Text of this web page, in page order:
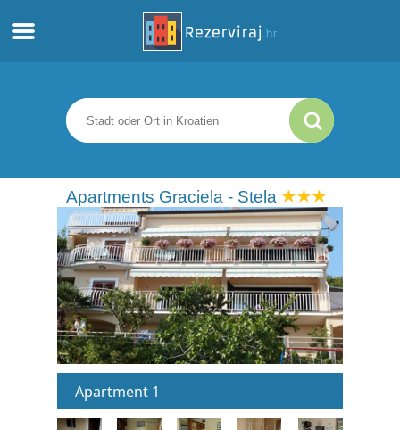
Apartments
Touristeninformation
Strände
webcams
Treffen Sie Kroatien
museen
Apartments Graciela - Stela
Apartment 1